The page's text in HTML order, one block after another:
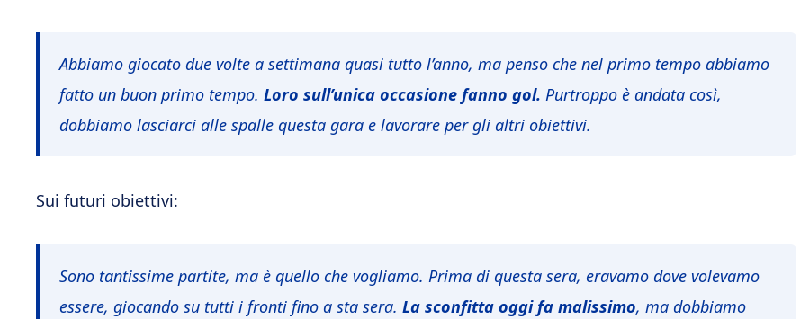
Abbiamo giocato due volte a settimana quasi tutto l’anno, ma penso che nel primo tempo abbiamo
fatto un buon primo tempo. Loro sull’unica occasione fanno gol. Purtroppo è andata così,
dobbiamo lasciarci alle spalle questa gara e lavorare per gli altri obiettivi.
Sui futuri obiettivi:
Sono tantissime partite, ma è quello che vogliamo. Prima di questa sera, eravamo dove volevamo
essere, giocando su tutti i fronti fino a sta sera. La sconfitta oggi fa malissimo, ma dobbiamo